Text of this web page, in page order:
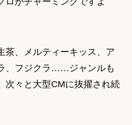
茶、メルティーキッス、ア
、フジクラ……ジャンルも
次々と大型CMに抜擢され続